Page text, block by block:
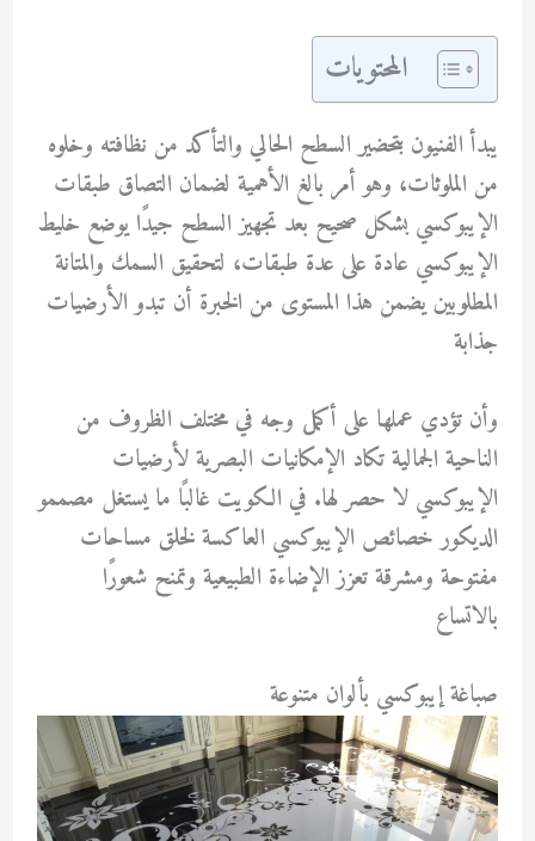
المحتويات
يبدأ الفنيون بتحضير السطح الحالي والتأكد من نظافته وخلوه
من الملوثات، وهو أمر بالغ الأهمية لضمان التصاق طبقات
الإيبوكسي بشكل صحيح بعد تجهيز السطح جيدًا يوضع خليط
الإيبوكسي عادة على عدة طبقات، لتحقيق السمك والمتانة
المطلوبين يضمن هذا المستوى من الخبرة أن تبدو الأرضيات
جذابة
وأن تؤدي عملها على أكمل وجه في مختلف الظروف من
الناحية الجمالية تكاد الإمكانيات البصرية لأرضيات
الإيبوكسي لا حصر لها. في الكويت غالبًا ما يستغل مصممو
الديكور خصائص الإيبوكسي العاكسة لخلق مساحات
مفتوحة ومشرقة تعزز الإضاءة الطبيعية وتمنح شعورًا
بالاتساع
صباغة إيبوكسي بألوان متنوعة